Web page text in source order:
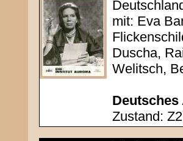
mit: Eva
Duscha,
Welitsch,
Deutsches
Zustand: Z2